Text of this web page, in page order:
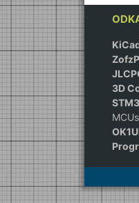
3D
MCUs